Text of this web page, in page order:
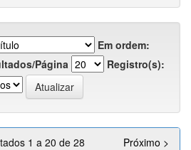
Em ordem:
Página
Registro(s):
1 a 20 de 28
Próximo >